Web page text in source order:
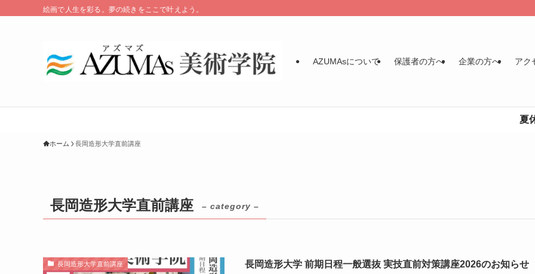
絵画で人生を彩る。夢の続きをここで叶えよう。
AZUMAsについて 保護者の方へ 企業の方へ アク
夏休み
ホーム 長岡造形大学直前講座
長岡造形大学直前講座 – category –
長岡造形大学直前講座 長岡造形大学 前期日程一般選抜 実技直前対策講座2026のお知らせ